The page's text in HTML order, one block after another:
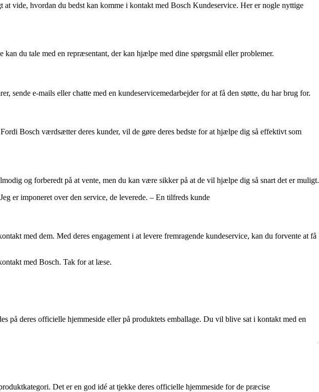
vide, hvordan du bedst kan komme i kontakt med Bosch Kundeservice. Her er nogle nyttige
du tale med en repræsentant, der kan hjælpe med dine spørgsmål eller problemer.
e-mails eller chatte med en kundeservicemedarbejder for at få den støtte, du har brug for.
Bosch værdsætter deres kunder, vil de gøre deres bedste for at hjælpe dig så effektivt som
og forberedt på at vente, men du kan være sikker på at de vil hjælpe dig så snart det er muligt.
er imponeret over den service, de leverede. – En tilfreds kunde
med dem. Med deres engagement i at levere fremragende kundeservice, kan du forvente at få
med Bosch. Tak for at læse.
på deres officielle hjemmeside eller på produktets emballage. Du vil blive sat i kontakt med en
Det er en god idé at tjekke deres officielle hjemmeside for de præcise